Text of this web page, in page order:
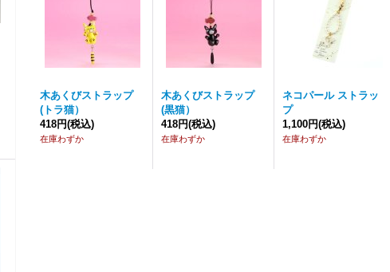
木あくびストラップ
(トラ猫）
418円(税込)
在庫わずか
木あくびストラップ
(黒猫）
418円(税込)
在庫わずか
ネコパール ストラッ
プ
1,100円(税込)
在庫わずか